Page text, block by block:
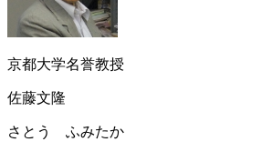
京都大学名誉教授
佐藤文隆
さとう ふみたか